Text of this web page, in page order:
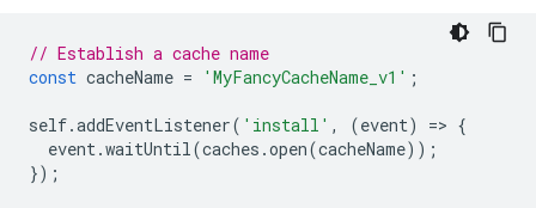
// Establish a cache name
const cacheName = 'MyFancyCacheName_v1' ;
self.addEventListener( 'install' , (event) => {
event.waitUntil(caches .open(cacheName));
});